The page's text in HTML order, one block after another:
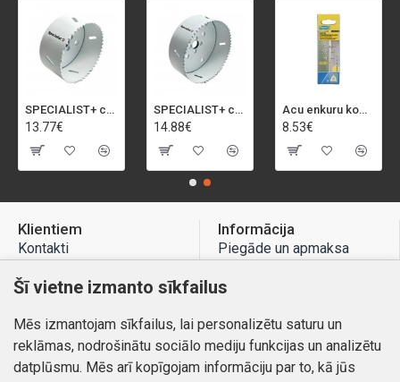
SPECIALIST+ caurumu zāģis BI-METAL, 92 mm
13.77€
SPECIALIST+ caurumu zāģis BI-METAL, 98 mm
14.88€
Acu enkuru komplekts, 3-13 mm, Rapid, 12 gab.
8.53€
Klientiem
Kontakti
Preču atgriešana
Mans profils
Pasūtījumi
Informācija
Piegāde un apmaksa
Atteikuma tiesības
Kontakti
Šī vietne izmanto sīkfailus
Mēs izmantojam sīkfailus, lai personalizētu saturu un
reklāmas, nodrošinātu sociālo mediju funkcijas un analizētu
datplūsmu. Mēs arī kopīgojam informāciju par to, kā jūs